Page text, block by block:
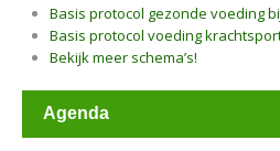
Basis protocol gezonde voeding
Basis protocol voeding
Bekijk meer schema’s!
Agenda